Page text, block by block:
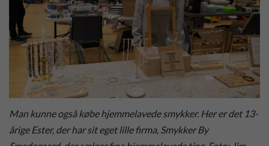
Man kunne også købe hjemmelavede smykker. Her er det 13-
årige Ester, der har sit eget lille firma, Smykker By